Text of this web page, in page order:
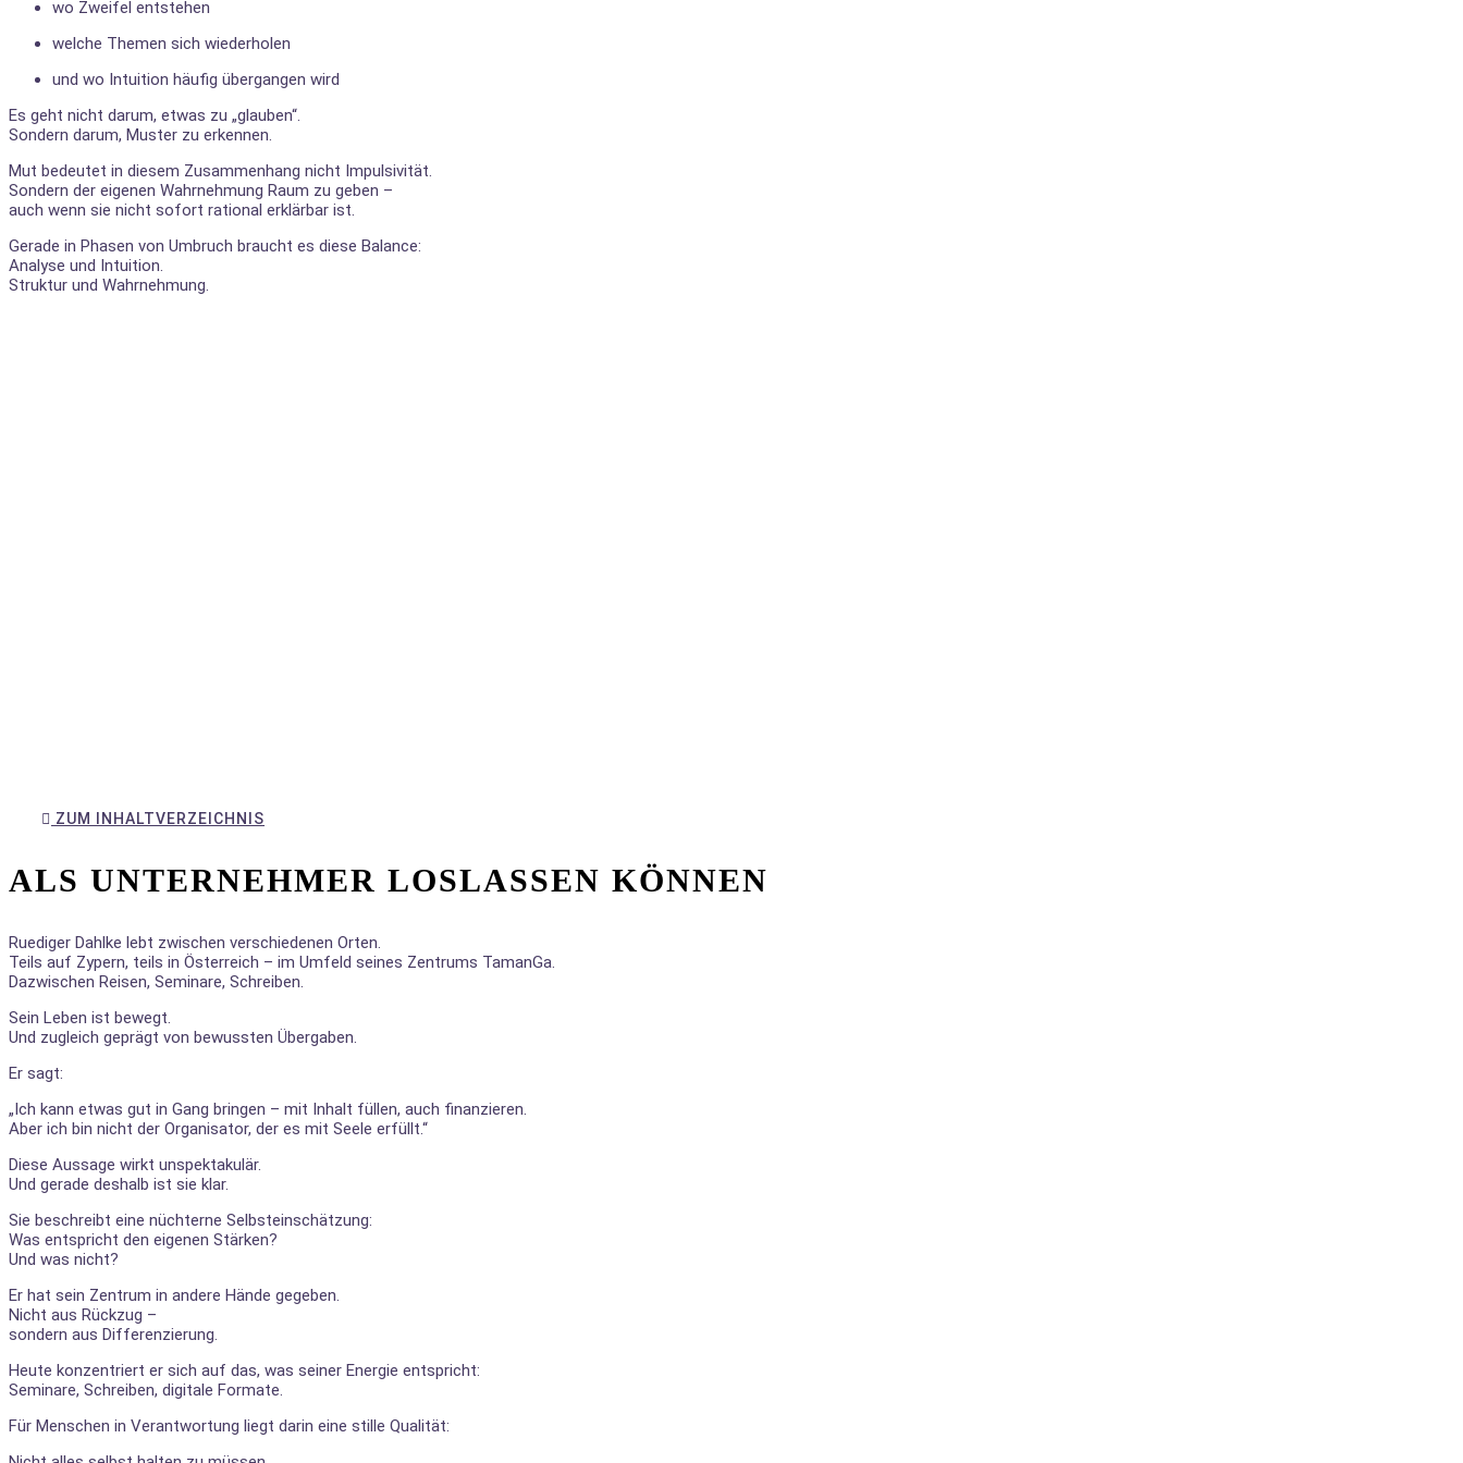
wo Zweifel entstehen
welche Themen sich wiederholen
und wo Intuition häufig übergangen wird
Es geht nicht darum, etwas zu „glauben“.
Sondern darum, Muster zu erkennen.
Mut bedeutet in diesem Zusammenhang nicht Impulsivität.
Sondern der eigenen Wahrnehmung Raum zu geben –
auch wenn sie nicht sofort rational erklärbar ist.
Gerade in Phasen von Umbruch braucht es diese Balance:
Analyse und Intuition.
Struktur und Wahrnehmung.
ZUM INHALTVERZEICHNIS
ALS UNTERNEHMER LOSLASSEN KÖNNEN
Ruediger Dahlke lebt zwischen verschiedenen Orten.
Teils auf Zypern, teils in Österreich – im Umfeld seines Zentrums TamanGa.
Dazwischen Reisen, Seminare, Schreiben.
Sein Leben ist bewegt.
Und zugleich geprägt von bewussten Übergaben.
Er sagt:
„Ich kann etwas gut in Gang bringen – mit Inhalt füllen, auch finanzieren.
Aber ich bin nicht der Organisator, der es mit Seele erfüllt.“
Diese Aussage wirkt unspektakulär.
Und gerade deshalb ist sie klar.
Sie beschreibt eine nüchterne Selbsteinschätzung:
Was entspricht den eigenen Stärken?
Und was nicht?
Er hat sein Zentrum in andere Hände gegeben.
Nicht aus Rückzug –
sondern aus Differenzierung.
Heute konzentriert er sich auf das, was seiner Energie entspricht:
Seminare, Schreiben, digitale Formate.
Für Menschen in Verantwortung liegt darin eine stille Qualität: